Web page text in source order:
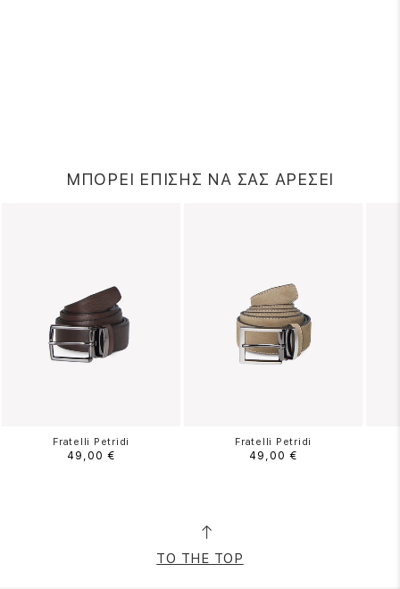
ΜΠΟΡΕΙ ΕΠΙΣΗΣ ΝΑ ΣΑΣ ΑΡΕΣΕΙ
Fratelli Petridi
49,00 €
Fratelli Petridi
49,00 €
TO THE TOP